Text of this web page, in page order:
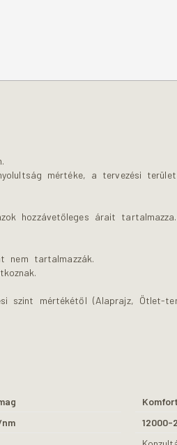
mértéke, a tervezési
hozzávetőleges árait tartalmazza.
nem tartalmazzák.
szint mértékétől (Alaprajz, Ötlet-
12000-